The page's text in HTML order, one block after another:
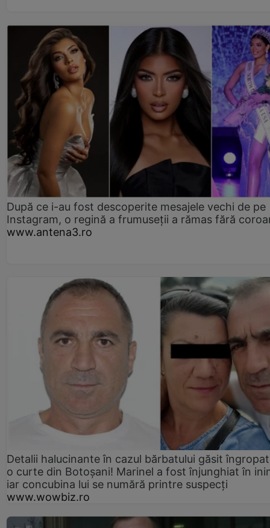
După ce i-au fost descoperite mesajele vechi de pe
Instagram, o regină a frumuseții a rămas fără
www.antena3.ro
Detalii halucinante în cazul bărbatului găsit
o curte din Botoșani! Marinel a fost înjunghiat în
iar concubina lui se numără printre suspecți
www.wowbiz.ro